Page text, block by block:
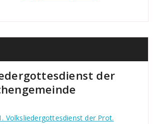
der
Volksliedergottesdienst der Prot.